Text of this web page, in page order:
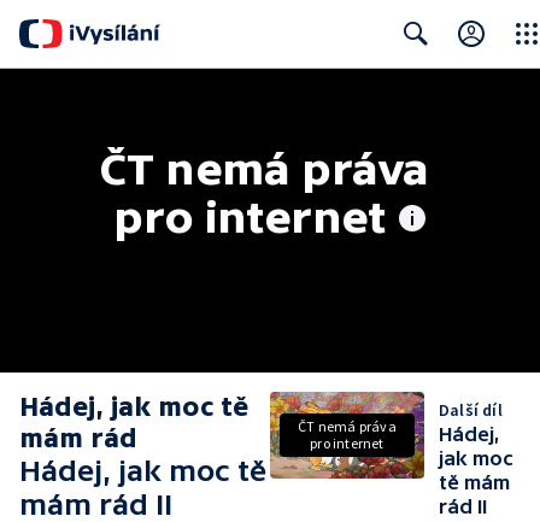
ČT nemá práva
pro internet
Hádej, jak moc tě
mám rád
Hádej, jak moc tě
mám rád II
ČT nemá práva
pro internet
Další díl
Hádej,
jak moc
tě mám
rád II